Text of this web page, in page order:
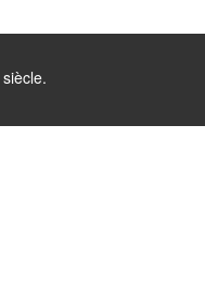
siècle.